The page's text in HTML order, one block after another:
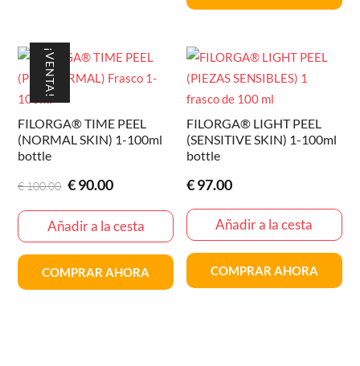
¡VENTA!
FILORGA® TIME PEEL
(NORMAL SKIN) 1-100ml
bottle
€100.00 El
original
era:
€100.00
€90.00El
actual
es:
€90.00
Añadir a la cesta
COMPRAR AHORA
FILORGA® LIGHT PEEL
(SENSITIVE SKIN) 1-100ml
bottle
€97.00
Añadir a la cesta
COMPRAR AHORA